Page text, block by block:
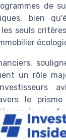
de
bien
seuls
un rôle
le
une
immobilier